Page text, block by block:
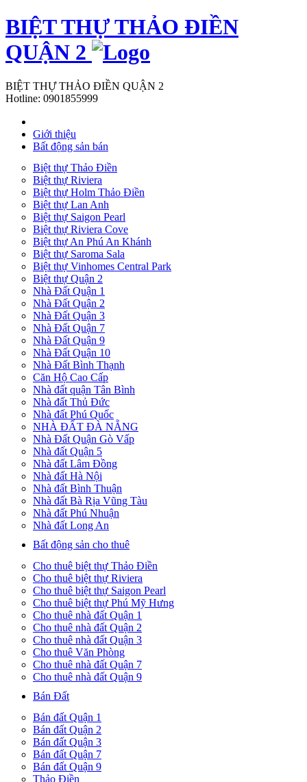
BIỆT THỰ THẢO ĐIỀN
QUẬN 2
BIỆT THỰ THẢO ĐIỀN QUẬN 2
Hotline: 0901855999
Giới thiệu
Bất động sản bán
Biệt thự Thảo Điền
Biệt thự Riviera
Biệt thự Holm Thảo Điền
Biệt thự Lan Anh
Biệt thự Saigon Pearl
Biệt thự Riviera Cove
Biệt thự An Phú An Khánh
Biệt thự Saroma Sala
Biệt thự Vinhomes Central Park
Biệt thự Quận 2
Nhà Đất Quận 1
Nhà Đất Quận 2
Nhà Đất Quận 3
Nhà Đất Quận 7
Nhà Đất Quận 9
Nhà Đất Quận 10
Nhà Đất Bình Thạnh
Căn Hộ Cao Cấp
Nhà đất quận Tân Bình
Nhà đất Thủ Đức
Nhà đất Phú Quốc
NHÀ ĐẤT ĐÀ NẴNG
Nhà Đất Quận Gò Vấp
Nhà đất Quận 5
Nhà đất Lâm Đồng
Nhà đất Hà Nội
Nhà đất Bình Thuận
Nhà đất Bà Rịa Vũng Tàu
Nhà đất Phú Nhuận
Nhà đất Long An
Bất động sản cho thuê
Cho thuê biệt thự Thảo Điền
Cho thuê biệt thự Riviera
Cho thuê biệt thự Saigon Pearl
Cho thuê biệt thự Phú Mỹ Hưng
Cho thuê nhà đất Quận 1
Cho thuê nhà đất Quận 2
Cho thuê nhà đất Quận 3
Cho thuê Văn Phòng
Cho thuê nhà đất Quận 7
Cho thuê nhà đất Quận 9
Bán Đất
Bán đất Quận 1
Bán đất Quận 2
Bán đất Quận 3
Bán đất Quận 7
Bán đất Quận 9
Thảo Điền